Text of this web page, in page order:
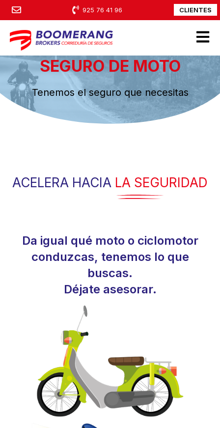
925 76 41 96 CLIENTES
Open
SEGURO DE MOTO
Tenemos el seguro que necesitas
ACELERA HACIA LA SEGURIDAD
Da igual qué moto o ciclomotor
conduzcas, tenemos lo que
buscas.
Déjate asesorar.